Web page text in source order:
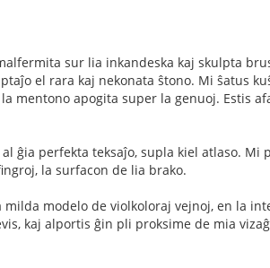
sur lia inkandeska kaj skulpta
el rara kaj nekonata ŝtono. Mi ŝatus
mentono apogita super la genuoj. Estis
ĝia perfekta teksaĵo, supla kiel atlaso. Mi
la surfacon de lia brako.
modelo de violkoloraj vejnoj, en la
kaj alportis ĝin pli proksime de mia